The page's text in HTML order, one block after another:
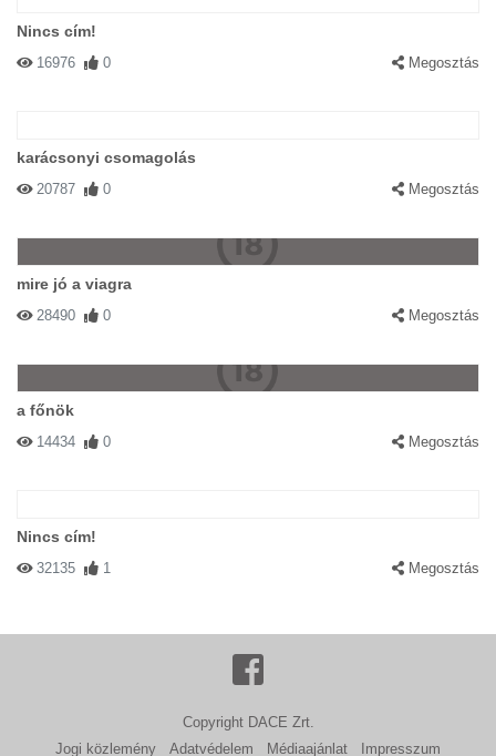
Nincs cím!
16976 0 Megosztás
karácsonyi csomagolás
20787 0 Megosztás
mire jó a viagra
28490 0 Megosztás
a főnök
14434 0 Megosztás
Nincs cím!
32135 1 Megosztás
Copyright DACE Zrt.
Jogi közlemény
Adatvédelem Médiaajánlat Impresszum